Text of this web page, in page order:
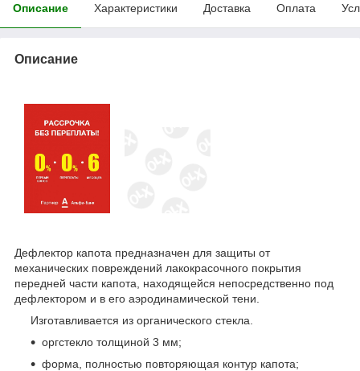
Описание Характеристики Доставка Оплата
Описание
Дефлектор капота предназначен для защиты от
механических повреждений лакокрасочного покрытия
передней части капота, находящейся непосредственно под
дефлектором и в его аэродинамической тени.
Изготавливается из органического стекла.
оргстекло толщиной 3 мм;
форма, полностью повторяющая контур капота;